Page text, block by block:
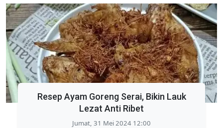
Resep Ayam Goreng Serai, Bikin Lauk
Lezat Anti Ribet
Jumat, 31 Mei 2024 12:00